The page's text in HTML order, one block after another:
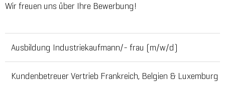
Wir freuen uns über Ihre Bewerbung!
Ausbildung Industriekaufmann/- frau (m/w/d)
Kundenbetreuer Vertrieb Frankreich, Belgien & Luxemburg